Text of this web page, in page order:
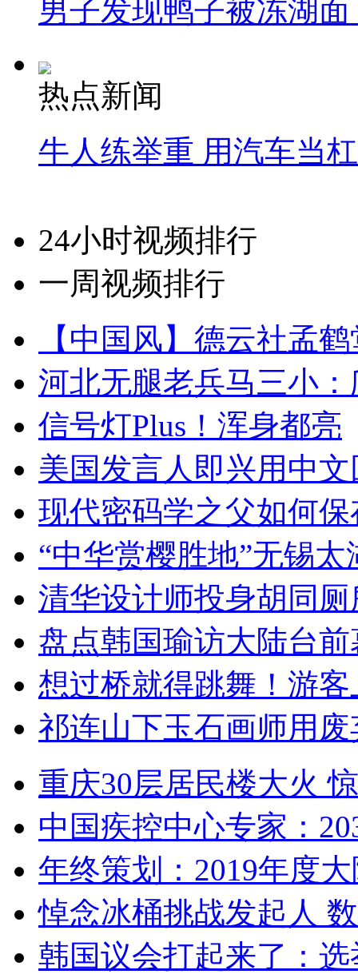
男子发现鸭子被冻湖
热点新闻
牛人练举重 用汽车当
24小时视频排行
一周视频排行
【中国风】德云社孟
河北无腿老兵马三小
信号灯Plus！浑身都亮
美国发言人即兴用中
现代密码学之父如何
“中华赏樱胜地”无锡
清华设计师投身胡同
盘点韩国瑜访大陆台
想过桥就得跳舞！游客
祁连山下玉石画师用
重庆30层居民楼大火
中国疾控中心专家：
年终策划：2019年度
悼念冰桶挑战发起人
韩国议会打起来了：